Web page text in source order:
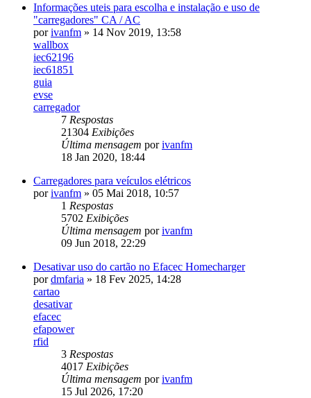
Informações uteis para escolha e instalação e uso de
"carregadores" CA / AC
porivanfm » 14 Nov 2019, 13:58
wallbox
iec62196
iec61851
guia
evse
carregador
7 Respostas
21304 Exibições
Última mensagem porivanfm
18 Jan 2020, 18:44
Carregadores para veículos elétricos
porivanfm » 05 Mai 2018, 10:57
1 Respostas
5702 Exibições
Última mensagem porivanfm
09 Jun 2018, 22:29
Desativar uso do cartão no Efacec Homecharger
pordmfaria » 18 Fev 2025, 14:28
cartao
desativar
efacec
efapower
rfid
3 Respostas
4017 Exibições
Última mensagem porivanfm
15 Jul 2026, 17:20